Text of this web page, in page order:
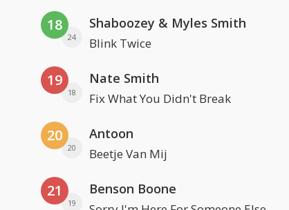
18
24
Shaboozey & Myles Smith
Blink Twice
19
18
Nate Smith
Fix What You Didn't Break
20
20
Antoon
Beetje Van Mij
21
19
Benson Boone